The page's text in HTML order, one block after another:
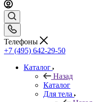
Телефоны
+7 (495) 642-29-50
Каталог
Назад
Каталог
Для тела